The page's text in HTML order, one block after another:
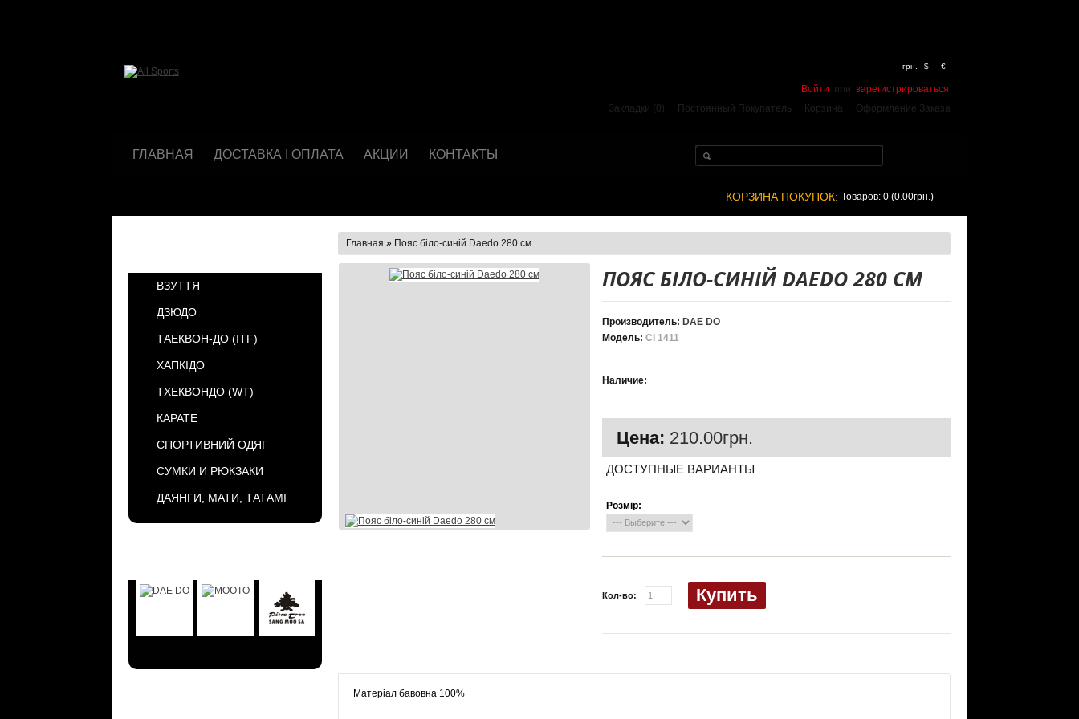
грн. $ €
Войти или зарегистрироваться
Закладки (0)
Постоянный Покупатель Корзина Оформление Заказа
ГЛАВНАЯ ДОСТАВКА І ОПЛАТА АКЦИИ КОНТАКТЫ
КОРЗИНА ПОКУПОК: Товаров: 0 (0.00грн.)
ВЗУТТЯ
ДЗЮДО
ТАЕКВОН-ДО (ІТF)
ХАПКІДО
ТХЕКВОНДО (WT)
КАРАТЕ
СПОРТИВНИЙ ОДЯГ
СУМКИ И РЮКЗАКИ
ДАЯНГИ, МАТИ, ТАТАМІ
Главная » Пояс біло-синій Daedo 280 см
ПОЯС БІЛО-СИНІЙ DAEDO 280 СМ
Производитель: DAE DO
Модель: CI 1411
Наличие:
Цена: 210.00грн.
ДОСТУПНЫЕ ВАРИАНТЫ
Розмір:
Кол-во: Купить
Матеріал бавовна 100%